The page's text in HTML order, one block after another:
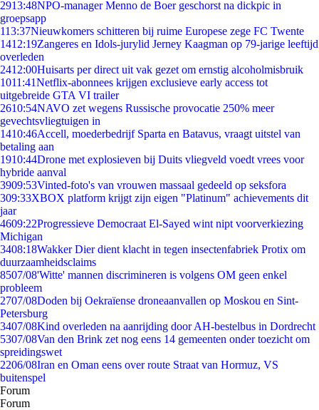
2913:48NPO-manager Menno de Boer geschorst na dickpic in
groepsapp
113:37Nieuwkomers schitteren bij ruime Europese zege FC Twente
1412:19Zangeres en Idols-jurylid Jerney Kaagman op 79-jarige leeftijd
overleden
2412:00Huisarts per direct uit vak gezet om ernstig alcoholmisbruik
1011:41Netflix-abonnees krijgen exclusieve early access tot
uitgebreide GTA VI trailer
2610:54NAVO zet wegens Russische provocatie 250% meer
gevechtsvliegtuigen in
1410:46Accell, moederbedrijf Sparta en Batavus, vraagt uitstel van
betaling aan
1910:44Drone met explosieven bij Duits vliegveld voedt vrees voor
hybride aanval
3909:53Vinted-foto's van vrouwen massaal gedeeld op seksfora
309:33XBOX platform krijgt zijn eigen "Platinum" achievements dit
jaar
4609:22Progressieve Democraat El-Sayed wint nipt voorverkiezing
Michigan
3408:18Wakker Dier dient klacht in tegen insectenfabriek Protix om
duurzaamheidsclaims
8507/08'Witte' mannen discrimineren is volgens OM geen enkel
probleem
2707/08Doden bij Oekraïense droneaanvallen op Moskou en Sint-
Petersburg
3407/08Kind overleden na aanrijding door AH-bestelbus in Dordrecht
5307/08Van den Brink zet nog eens 14 gemeenten onder toezicht om
spreidingswet
2206/08Iran en Oman eens over route Straat van Hormuz, VS
buitenspel
Forum
Forum